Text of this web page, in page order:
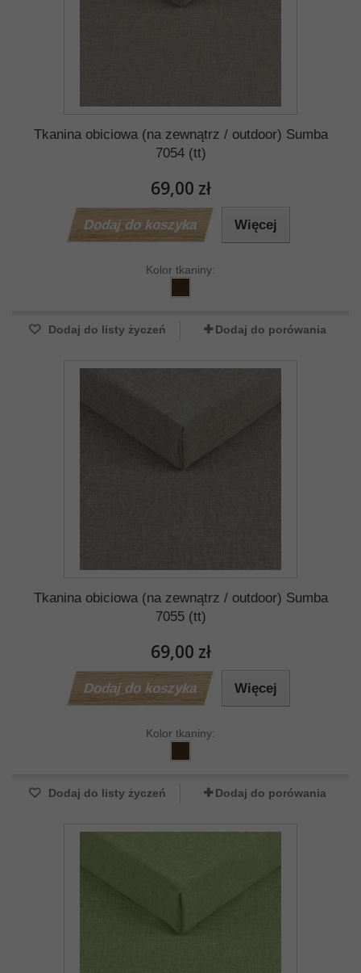
Tkanina obiciowa (na zewnątrz / outdoor) Sumba
7054 (tt)
69,00 zł
Dodaj do koszyka Więcej
Kolor tkaniny:
Dodaj do listy życzeń Dodaj do porówania
Tkanina obiciowa (na zewnątrz / outdoor) Sumba
7055 (tt)
69,00 zł
Dodaj do koszyka Więcej
Kolor tkaniny:
Dodaj do listy życzeń Dodaj do porówania